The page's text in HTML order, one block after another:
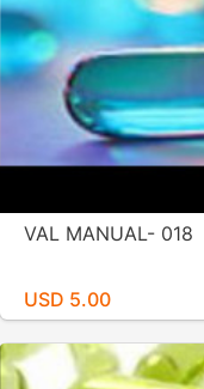
VAL MANUAL- 018
USD 5.00